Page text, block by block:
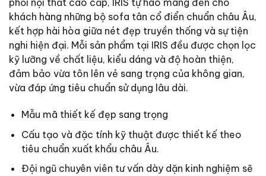
phối nội thất cao cấp, IRIS tự hào mang đến cho
khách hàng những bộ sofa tân cổ điển chuẩn châu Âu,
kết hợp hài hòa giữa nét đẹp truyền thống và sự tiện
nghi hiện đại. Mỗi sản phẩm tại IRIS đều được chọn lọc
kỹ lưỡng về chất liệu, kiểu dáng và độ hoàn thiện,
đảm bảo vừa tôn lên vẻ sang trọng của không gian,
vừa đáp ứng tiêu chuẩn sử dụng lâu dài.
Mẫu mã thiết kế đẹp sang trọng
Cấu tạo và đặc tính kỹ thuật được thiết kế theo
tiêu chuẩn xuất khẩu châu Âu.
Đội ngũ chuyên viên tư vấn dày dặn kinh nghiệm sẽ